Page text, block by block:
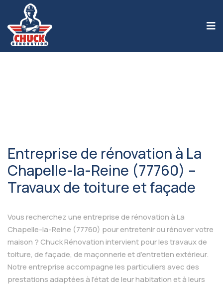
Entreprise de rénovation à La
Chapelle-la-Reine (77760) –
Travaux de toiture et façade
Vous recherchez une entreprise de rénovation à La
Chapelle-la-Reine (77760) pour entretenir ou rénover votre
maison ? Chuck Rénovation intervient pour les travaux de
toiture, de façade, de maçonnerie et d’entretien extérieur.
Notre entreprise accompagne les particuliers avec des
prestations adaptées à l’état de leur habitation et à leurs